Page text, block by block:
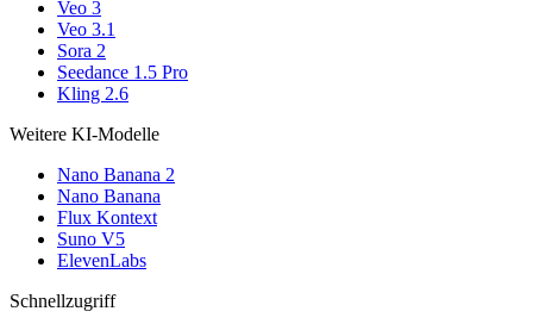
Veo 3
Veo 3.1
Sora 2
Seedance 1.5 Pro
Kling 2.6
Weitere KI-Modelle
Nano Banana 2
Nano Banana
Flux Kontext
Suno V5
ElevenLabs
Schnellzugriff